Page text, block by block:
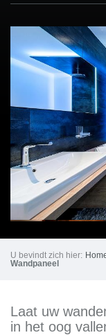
U bevindt zich hier:
Wandpaneel
Laat uw
in het oog